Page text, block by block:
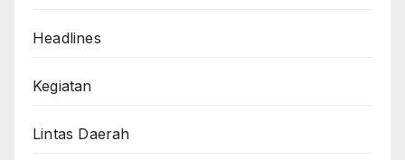
Headlines
Kegiatan
Lintas Daerah